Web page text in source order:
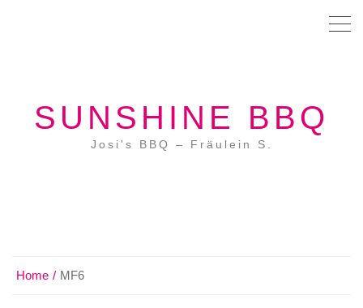
SUNSHINE BBQ
Josi's BBQ – Fräulein S.
Home MF6